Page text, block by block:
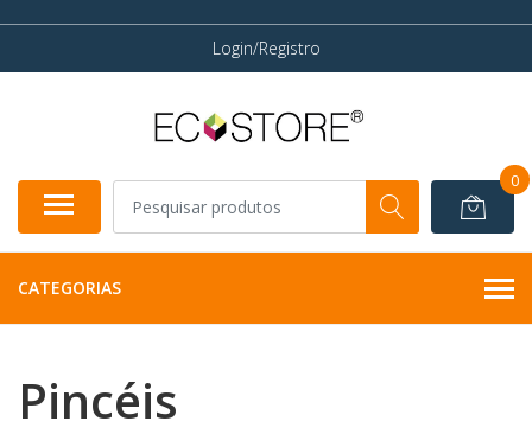
Login/Registro
0
CATEGORIAS
Pincéis